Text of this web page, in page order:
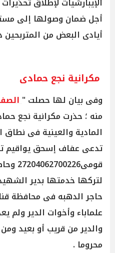
أجل ضمان وصولها إلى
أيادى البعض من
مكرانية نجع حمادى
وفى بيان لها حصلت "
منه ؛ حذرت مكرانية نجع
المادية والعينية فى نطاق
تدعى عفاف إسحق يواقيم
لتركها خدمتها بدير
حاجر الدهبه فى محافظة
علماباء وأخوات الدير ولم
والدير من قريب أو بعيد
محروما .